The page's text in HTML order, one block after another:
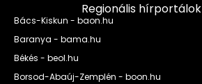
Regionális hírportálok
Bács-Kiskun - baon.hu
Baranya - bama.hu
Békés - beol.hu
Borsod-Abaúj-Zemplén - boon.hu